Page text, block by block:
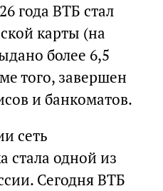
года ВТБ стал
карты (на
более 6,5
того, завершен
и банкоматов.
сеть
стала одной из
Сегодня ВТБ